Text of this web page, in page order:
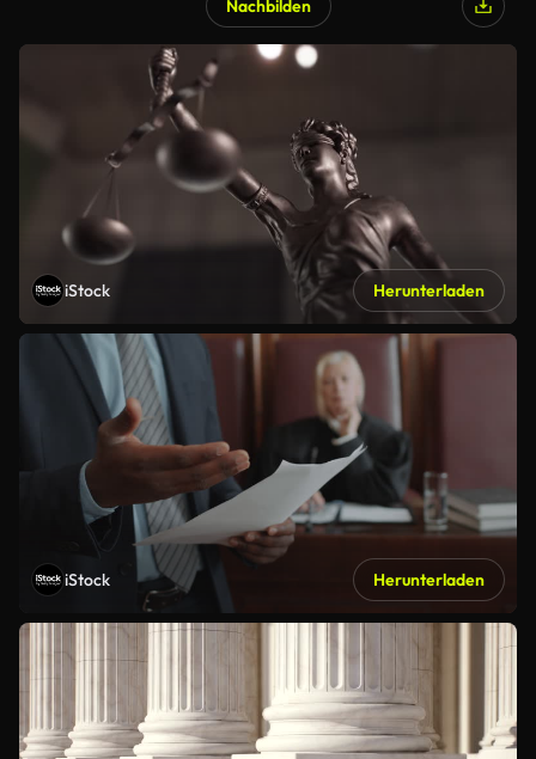
Nachbilden
iStock Herunterladen
iStock Herunterladen